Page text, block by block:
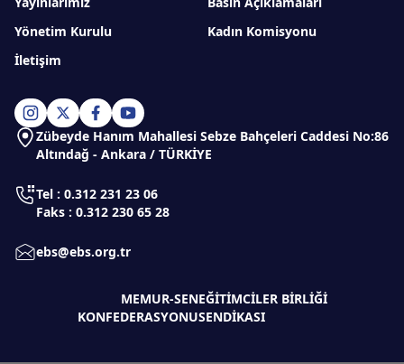
Yönetim Kurulu
Kadın Komisyonu
İletişim
MEMUR-SEN
KONFEDERASYONU
EĞİTİMCİLER BİRLİĞİ
SENDİKASI
Zübeyde Hanım Mahallesi Sebze Bahçeleri Caddesi No:86
Altındağ - Ankara / TÜRKİYE
Tel : 0.312 231 23 06
Faks : 0.312 230 65 28
ebs@ebs.org.tr